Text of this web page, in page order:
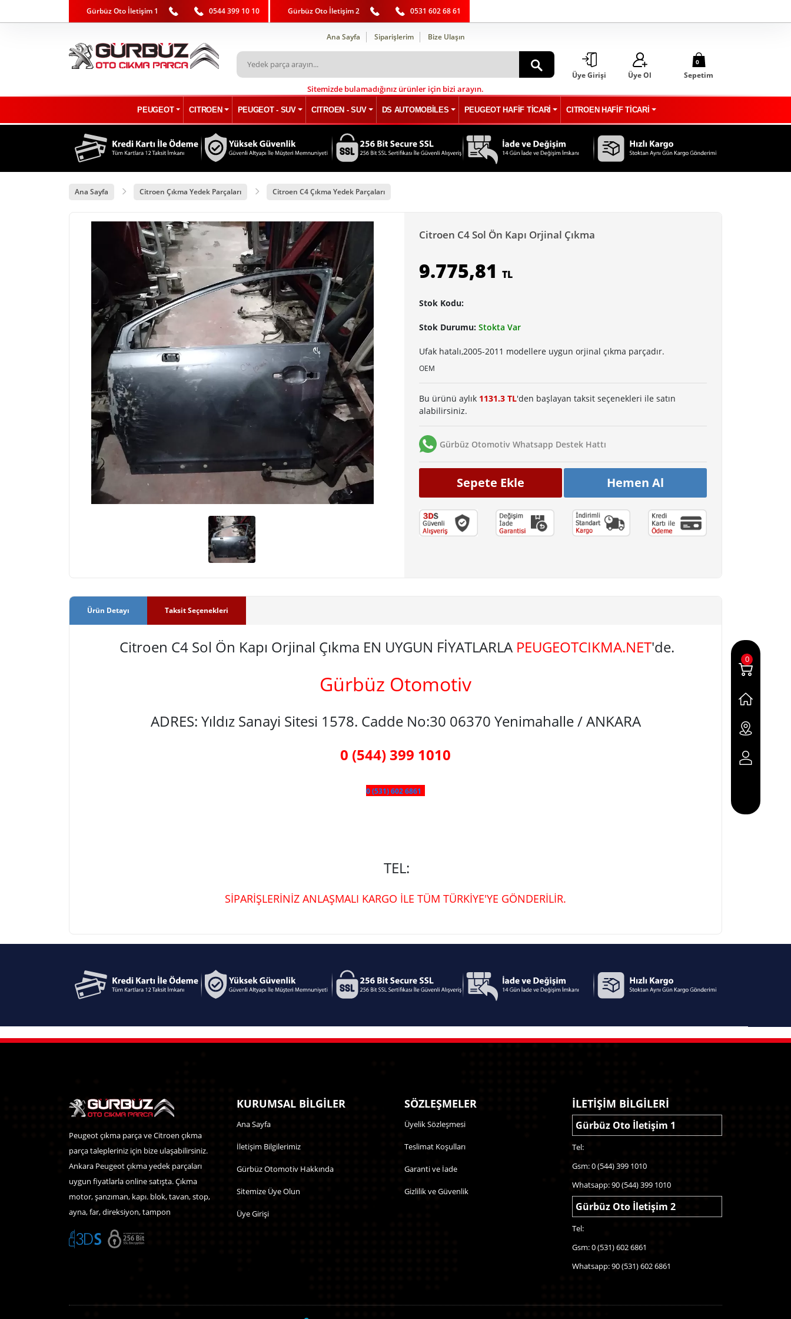
Gürbüz Oto İletişim 1 0544 399 10 10 Gürbüz Oto İletişim 2 0531 602 68 61
Ana Sayfa Siparişlerim Bize Ulaşın
Sitemizde bulamadığınız ürünler için bizi arayın.
Üye Girişi Üye Ol
0
Sepetim
PEUGEOT CITROEN PEUGEOT - SUV CITROEN - SUV DS AUTOMOBİLES PEUGEOT HAFİF TİCARİ CITROEN HAFİF TİCARİ
Ana Sayfa Citroen Çıkma Yedek Parçaları Citroen C4 Çıkma Yedek Parçaları
Citroen C4 Sol Ön Kapı Orjinal Çıkma
9.775,81 TL
Stok Kodu:
Stok Durumu: Stokta Var
Ufak hatalı,2005-2011 modellere uygun orjinal çıkma parçadır.
OEM
Bu ürünü aylık 1131.3 TL'den başlayan taksit seçenekleri ile satın
alabilirsiniz.
Gürbüz Otomotiv Whatsapp Destek Hattı
Sepete Ekle Hemen Al
Ürün Detayı Taksit Seçenekleri
Citroen C4 Sol Ön Kapı Orjinal Çıkma EN UYGUN FİYATLARLA PEUGEOTCIKMA.NET'de.
Gürbüz Otomotiv
ADRES: Yıldız Sanayi Sitesi 1578. Cadde No:30 06370 Yenimahalle / ANKARA
0 (544) 399 1010
0 (531) 602 6861
TEL:
SİPARİŞLERİNİZ ANLAŞMALI KARGO İLE TÜM TÜRKİYE'YE GÖNDERİLİR.
0
Peugeot çıkma parça ve Citroen çıkma
parça talepleriniz için bize ulaşabilirsiniz.
Ankara Peugeot çıkma yedek parçaları
uygun fiyatlarla online satışta. Çıkma
motor, şanzıman, kapı. blok, tavan, stop,
ayna, far, direksiyon, tampon
KURUMSAL BİLGİLER
Ana Sayfa
İletişim Bilgilerimiz
Gürbüz Otomotiv Hakkında
Sitemize Üye Olun
Üye Girişi
SÖZLEŞMELER
Üyelik Sözleşmesi
Teslimat Koşulları
Garanti ve İade
Gizlilik ve Güvenlik
İLETİŞİM BİLGİLERİ
Gürbüz Oto İletişim 1
Tel:
Gsm: 0 (544) 399 1010
Whatsapp: 90 (544) 399 1010
Gürbüz Oto İletişim 2
Tel:
Gsm: 0 (531) 602 6861
Whatsapp: 90 (531) 602 6861